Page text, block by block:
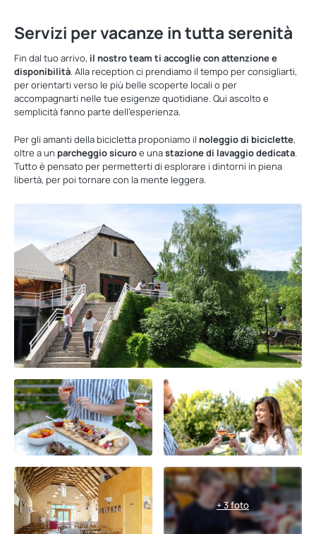
Servizi per vacanze in tutta serenità
Fin dal tuo arrivo, il nostro team ti accoglie con attenzione e
disponibilità. Alla reception ci prendiamo il tempo per consigliarti,
per orientarti verso le più belle scoperte locali o per
accompagnarti nelle tue esigenze quotidiane. Qui ascolto e
semplicità fanno parte dell’esperienza.
Per gli amanti della bicicletta proponiamo il noleggio di biciclette,
oltre a un parcheggio sicuroe unastazione di lavaggio dedicata.
Tutto è pensato per permetterti di esplorare i dintorni in piena
libertà, per poi tornare con la mente leggera.
+ 3 foto